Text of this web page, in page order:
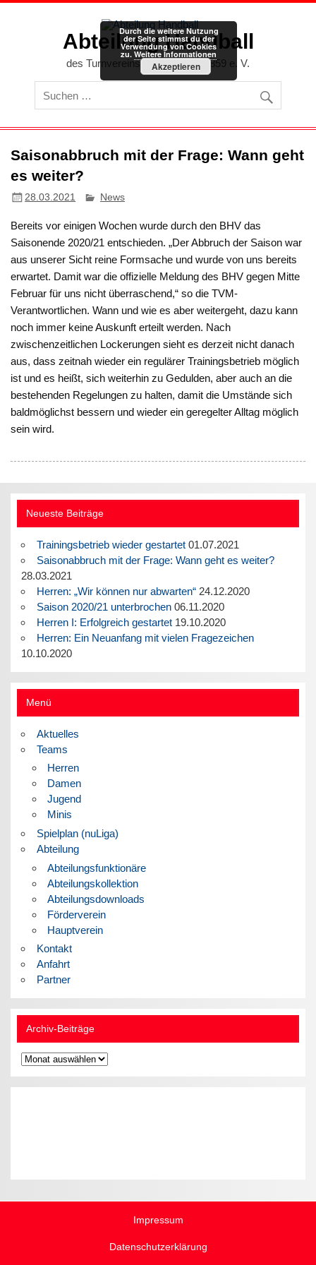
Zum
Abteilung Handball
des Turnvereins Memmingen 1859 e. V.
Saisonabbruch mit der Frage: Wann geht
es weiter?
28.03.2021 News
Bereits vor einigen Wochen wurde durch den BHV das
Saisonende 2020/21 entschieden. „Der Abbruch der Saison war
aus unserer Sicht reine Formsache und wurde von uns bereits
erwartet. Damit war die offizielle Meldung des BHV gegen Mitte
Februar für uns nicht überraschend,“ so die TVM-
Verantwortlichen. Wann und wie es aber weitergeht, dazu kann
noch immer keine Auskunft erteilt werden. Nach
zwischenzeitlichen Lockerungen sieht es derzeit nicht danach
aus, dass zeitnah wieder ein regulärer Trainingsbetrieb möglich
ist und es heißt, sich weiterhin zu Gedulden, aber auch an die
bestehenden Regelungen zu halten, damit die Umstände sich
baldmöglichst bessern und wieder ein geregelter Alltag möglich
sein wird.
Neueste Beiträge
Trainingsbetrieb wieder gestartet 01.07.2021
Saisonabbruch mit der Frage: Wann geht es weiter?
28.03.2021
Herren: „Wir können nur abwarten“ 24.12.2020
Saison 2020/21 unterbrochen 06.11.2020
Herren I: Erfolgreich gestartet 19.10.2020
Herren: Ein Neuanfang mit vielen Fragezeichen
10.10.2020
Menü
Aktuelles
Teams
Herren
Damen
Jugend
Minis
Spielplan (nuLiga)
Abteilung
Abteilungsfunktionäre
Abteilungskollektion
Abteilungsdownloads
Förderverein
Hauptverein
Kontakt
Anfahrt
Partner
Archiv-Beiträge
Archiv-
Beiträge
Impressum
Datenschutzerklärung
Durch die weitere Nutzung
der Seite stimmst du der
Verwendung von Cookies
zu. Weitere Informationen
Akzeptieren